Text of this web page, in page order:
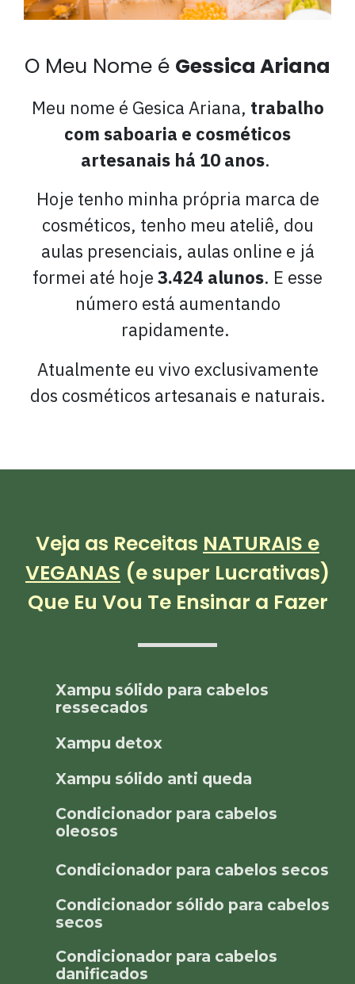
O Meu Nome é Gessica Ariana
Meu nome é Gesica Ariana, trabalho
com saboaria e cosméticos
artesanais há 10 anos.
Hoje tenho minha própria marca de
cosméticos, tenho meu ateliê, dou
aulas presenciais, aulas online e já
formei até hoje 3.424 alunos. E esse
número está aumentando
rapidamente.
Atualmente eu vivo exclusivamente
dos cosméticos artesanais e naturais.
Veja as Receitas NATURAIS e
VEGANAS (e super Lucrativas)
Que Eu Vou Te Ensinar a Fazer
Xampu sólido para cabelos
ressecados
Xampu detox
Xampu sólido anti queda
Condicionador para cabelos
oleosos
Condicionador para cabelos secos
Condicionador sólido para cabelos
secos
Condicionador para cabelos
danificados